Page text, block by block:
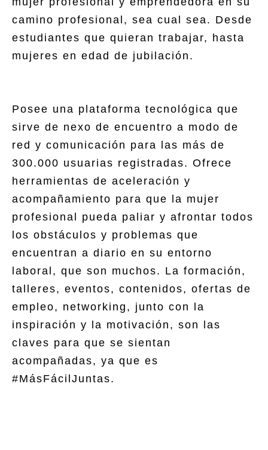
camino profesional, sea cual sea. Desde
estudiantes que quieran trabajar, hasta
mujeres en edad de jubilación.
Posee una plataforma tecnológica que
sirve de nexo de encuentro a modo de
red y comunicación para las más de
300.000 usuarias registradas. Ofrece
herramientas de aceleración y
acompañamiento para que la mujer
profesional pueda paliar y afrontar todos
los obstáculos y problemas que
encuentran a diario en su entorno
laboral, que son muchos. La formación,
talleres, eventos, contenidos, ofertas de
empleo, networking, junto con la
inspiración y la motivación, son las
claves para que se sientan
acompañadas, ya que es
#MásFácilJuntas.